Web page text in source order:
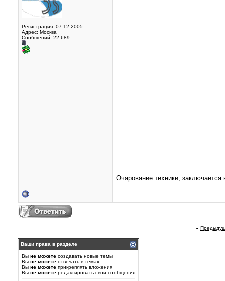
Регистрация: 07.12.2005
Адрес: Москва
Сообщений: 22,689
Очарование техники,
«
Ваши права в разделе
Вы не можете создавать новые темы
Вы не можете отвечать в темах
Вы не можете прикреплять вложения
Вы не можете редактировать свои сообщения